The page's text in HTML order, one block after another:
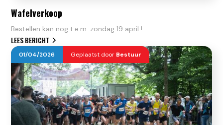
Wafelverkoop
Bestellen kan nog t.e.m. zondag 19 april !
LEES BERICHT
01/04/2026 Geplaatst door Bestuur